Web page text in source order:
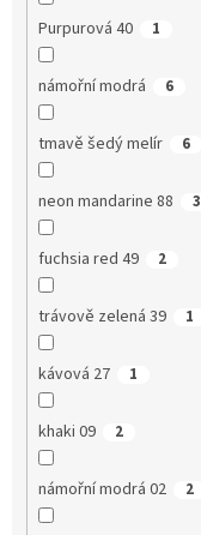
Purpurová 40 1
námořní modrá 6
tmavě šedý melír 6
neon mandarine 88 3
fuchsia red 49 2
trávově zelená 39 1
kávová 27 1
khaki 09 2
námořní modrá 02 2